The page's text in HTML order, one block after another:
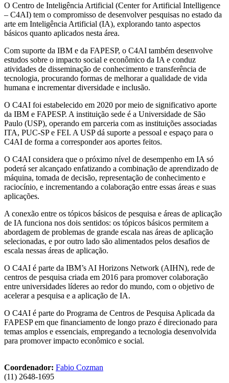
O Centro de Inteligência Artificial (Center for Artificial Intelligence
– C4AI) tem o compromisso de desenvolver pesquisas no estado da
arte em Inteligência Artificial (IA), explorando tanto aspectos
básicos quanto aplicados nesta área.
Com suporte da IBM e da FAPESP, o C4AI também desenvolve
estudos sobre o impacto social e econômico da IA e conduz
atividades de disseminação de conhecimento e transferência de
tecnologia, procurando formas de melhorar a qualidade de vida
humana e incrementar diversidade e inclusão.
O C4AI foi estabelecido em 2020 por meio de significativo aporte
da IBM e FAPESP. A instituição sede é a Universidade de São
Paulo (USP), operando em parceria com as instituições associadas
ITA, PUC-SP e FEI. A USP dá suporte a pessoal e espaço para o
C4AI de forma a corresponder aos aportes feitos.
O C4AI considera que o próximo nível de desempenho em IA só
poderá ser alcançado enfatizando a combinação de aprendizado de
máquina, tomada de decisão, representação de conhecimento e
raciocínio, e incrementando a colaboração entre essas áreas e suas
aplicações.
A conexão entre os tópicos básicos de pesquisa e áreas de aplicação
de IA funciona nos dois sentidos: os tópicos básicos permitem a
abordagem de problemas de grande escala nas áreas de aplicação
selecionadas, e por outro lado são alimentados pelos desafios de
escala nessas áreas de aplicação.
O C4AI é parte da IBM’s AI Horizons Network (AIHN), rede de
centros de pesquisa criada em 2016 para promover colaboração
entre universidades líderes ao redor do mundo, com o objetivo de
acelerar a pesquisa e a aplicação de IA.
O C4AI é parte do Programa de Centros de Pesquisa Aplicada da
FAPESP em que financiamento de longo prazo é direcionado para
temas amplos e essenciais, empregando a tecnologia desenvolvida
para promover impacto econômico e social.
Coordenador: Fabio Cozman
(11) 2648-1695